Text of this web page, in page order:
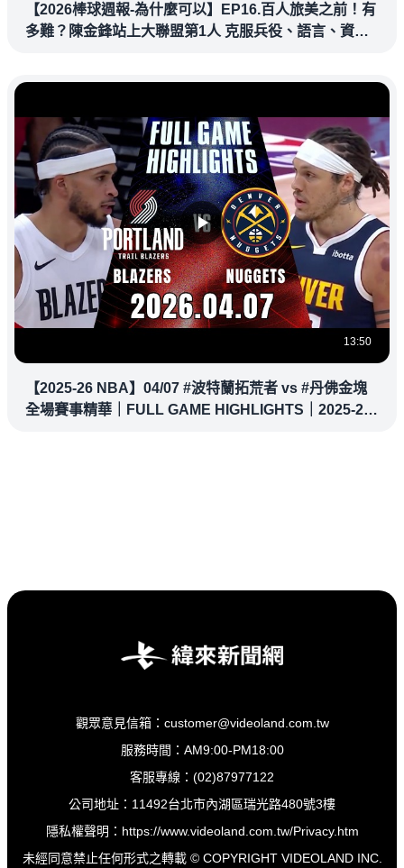
【2026棒球週報-為什麼可以】EP16.百人旅美之前！有
多難？陳金鋒站上大聯盟第1人 克服兵役、語言、資訊
13:50
【2025-26 NBA】04/07 #波特蘭拓荒者 vs #丹佛金塊
全場賽事精華｜FULL GAME HIGHLIGHTS｜2025-26
觀眾意見信箱：customer@videoland.com.tw
服務時間：AM9:00-PM18:00
客服專線：(02)87977122
公司地址：11492台北市內湖區瑞光路480號3樓
隱私權聲明： https://www.videoland.com.tw/Privacy.htm
未經同意禁止任何形式之轉載 © COPYRIGHT VIDEOLAND INC.